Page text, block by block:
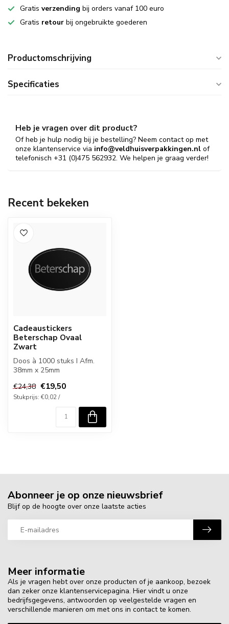
Gratis verzending bij orders vanaf 100 euro
Gratis retour bij ongebruikte goederen
Productomschrijving
Specificaties
Heb je vragen over dit product?
Of heb je hulp nodig bij je bestelling? Neem contact op met
onze klantenservice via info@veldhuisverpakkingen.nl of
telefonisch +31 (0)475 562932. We helpen je graag verder!
Recent bekeken
Cadeaustickers
Beterschap Ovaal
Zwart
Doos à 1000 stuks I Afm.
38mm x 25mm
€24,38 €19,50
Stukprijs: €0,02 /
Meer informatie
Als je vragen hebt over onze producten of je aankoop, bezoek
dan zeker onze klantenservicepagina. Hier vindt u onze
bedrijfsgegevens, antwoorden op veelgestelde vragen en
verschillende manieren om met ons in contact te komen.
Abonneer je op onze nieuwsbrief
Blijf op de hoogte over onze laatste acties